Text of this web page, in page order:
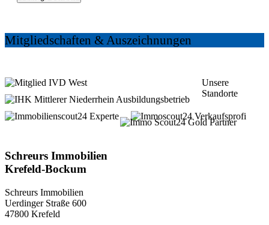
Mitgliedschaften & Auszeichnungen
Unsere
Standorte
Schreurs Immobilien
Krefeld-Bockum
Schreurs Immobilien
Uerdinger Straße 600
47800 Krefeld